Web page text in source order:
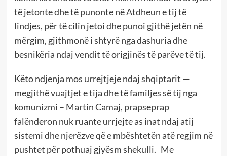
të jetonte dhe të punonte në Atdheun e tij të
lindjes, për të cilin jetoi dhe punoi gjithë jetën në
mërgim, gjithmonë i shtyrë nga dashuria dhe
besnikëria ndaj vendit të origjinës të parëve të tij.
Këto ndjenja mos urrejtjeje ndaj shqiptarit —
megjithë vuajtjet e tija dhe të familjes së tij nga
komunizmi – Martin Camaj, prapseprap
falënderon nuk ruante urrjejte as inat ndaj atij
sistemi dhe njerëzve që e mbështetën atë regjim në
pushtet për pothuaj gjyësm shekulli. Me